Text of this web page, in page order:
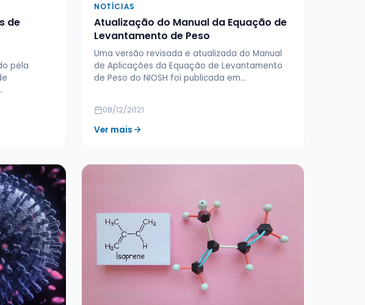
de
pela
NOTÍCIAS
Atualização do Manual da Equação de
Levantamento de Peso
Uma versão revisada e atualizada do Manual
de Aplicações da Equação de Levantamento
de Peso do NIOSH foi publicada em…
08/12/2021
Ver mais